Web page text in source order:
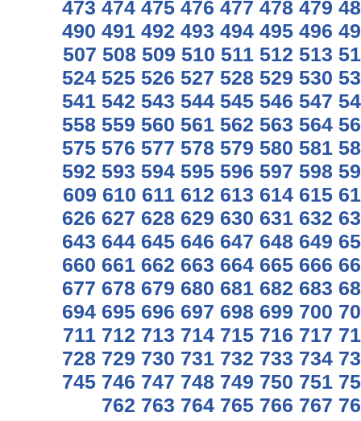
473 474 475 476 477 478 479
490 491 492 493 494 495 496
507 508 509 510 511 512 513
524 525 526 527 528 529 530
541 542 543 544 545 546 547
558 559 560 561 562 563 564
575 576 577 578 579 580 581
592 593 594 595 596 597 598
609 610 611 612 613 614 615
626 627 628 629 630 631 632
643 644 645 646 647 648 649
660 661 662 663 664 665 666
677 678 679 680 681 682 683
694 695 696 697 698 699 700
711 712 713 714 715 716 717
728 729 730 731 732 733 734
745 746 747 748 749 750 751
762 763 764 765 766 767